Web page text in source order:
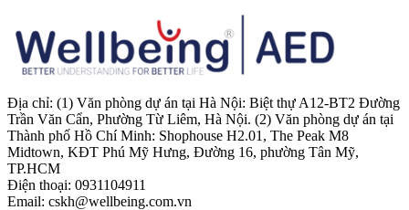
Địa chỉ: (1) Văn phòng dự án tại Hà Nội: Biệt thự A12-BT2 Đường
Trần Văn Cẩn, Phường Từ Liêm, Hà Nội. (2) Văn phòng dự án tại
Thành phố Hồ Chí Minh: Shophouse H2.01, The Peak M8
Midtown, KĐT Phú Mỹ Hưng, Đường 16, phường Tân Mỹ,
TP.HCM
Điện thoại: 0931104911
Email: cskh@wellbeing.com.vn